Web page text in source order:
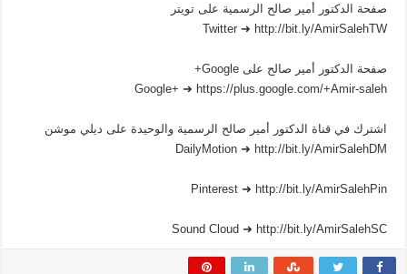
صفحة الدكتور أمير صالح الرسمية على تويتر
Twitter ➜ http://bit.ly/AmirSalehTW
صفحة الدكتور أمير صالح على Google+
Google+ ➜ https://plus.google.com/+Amir-saleh
اشترك في قناة الدكتور أمير صالح الرسمية والوحيدة على ديلي موشن
DailyMotion ➜ http://bit.ly/AmirSalehDM
Pinterest ➜ http://bit.ly/AmirSalehPin
Sound Cloud ➜ http://bit.ly/AmirSalehSC